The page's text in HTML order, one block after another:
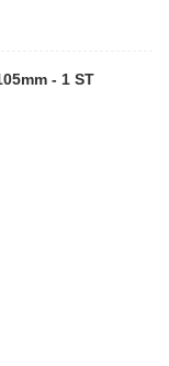
- 1 ST